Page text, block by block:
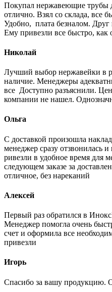
Покупал нержавеющие трубы
отлично. Взял со склада, все
Удобно, плата безналом. Друг
Ему привезли все быстро,
Николай
Лучший выбор нержавейки в
наличие. Менеджеры
все Доступно разъяснили.
компании не нашел.
Ольга
С доставкой произошла
менеджер сразу отзвонилась
ривезли в удобное время для
следующем заказе за
отличное, без нареканий
Алексей
Первый раз обратился в
Менеджер помогла очень
счет и оформила все
привезли
Игорь
Спасибо за вашу продукцию.